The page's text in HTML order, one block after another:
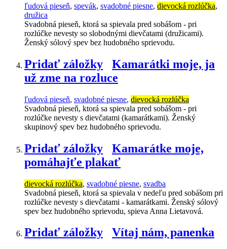
ľudová pieseň, spevák, svadobné piesne, dievocká rozlúčka,
družica
Svadobná pieseň, ktorá sa spievala pred sobášom - pri
rozlúčke nevesty so slobodnými dievčatami (družicami).
Ženský sólový spev bez hudobného sprievodu.
Pridať záložky
Kamarátki moje, ja
už zme na rozluce
ľudová pieseň, svadobné piesne, dievocká rozlúčka
Svadobná pieseň, ktorá sa spievala pred sobášom - pri
rozlúčke nevesty s dievčatami (kamarátkami). Ženský
skupinový spev bez hudobného sprievodu.
Pridať záložky
Kamarátke moje,
pomáhajťe plakať
dievocká rozlúčka, svadobné piesne, svadba
Svadobná pieseň, ktorá sa spievala v nedeľu pred sobášom pri
rozlúčke nevesty s dievčatami - kamarátkami. Ženský sólový
spev bez hudobného sprievodu, spieva Anna Lietavová.
Pridať záložky Vítaj nám, panenka